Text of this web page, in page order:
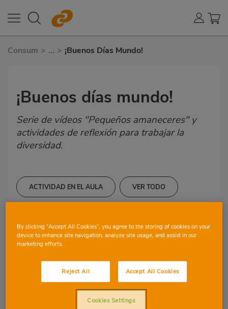
Consum > ... > ¡Buenos Días Mundo!
¡Buenos días mundo!
Serie de vídeos "Pequeños amaneceres" y
actividades de reflexión para trabajar la
diversidad.
ACTIVIDAD EN EL AULA VER TODO
CIENCIAS DE LA NATURALEZA
DESTREZAS LINGÜÍSTICAS
EDUCACIÓN ARTÍSTICA
By clicking “Accept All Cookies”, you agree to the storing of cookies on your
device to enhance site navigation, analyze site usage, and assist in our
marketing efforts.
Reject All Accept All Cookies
Cookies Settings